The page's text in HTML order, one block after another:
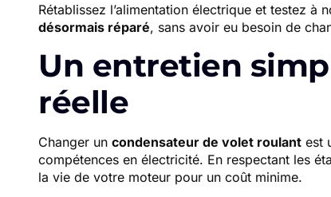
Rétablissez l’alimentation électrique et testez à
désormais réparé, sans avoir eu besoin de
Un entretien
réelle
Changer un condensateur de volet roulant est
compétences en électricité. En respectant les
la vie de votre moteur pour un coût minime.